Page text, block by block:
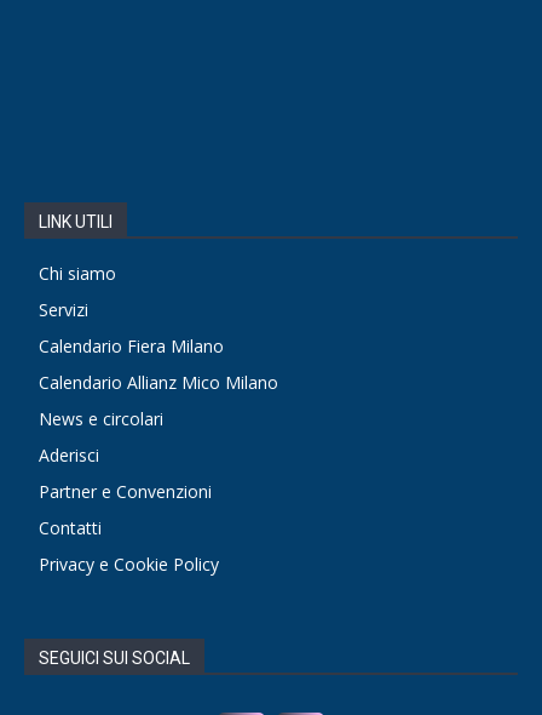
LINK UTILI
Chi siamo
Servizi
Calendario Fiera Milano
Calendario Allianz Mico Milano
News e circolari
Aderisci
Partner e Convenzioni
Contatti
Privacy e Cookie Policy
SEGUICI SUI SOCIAL